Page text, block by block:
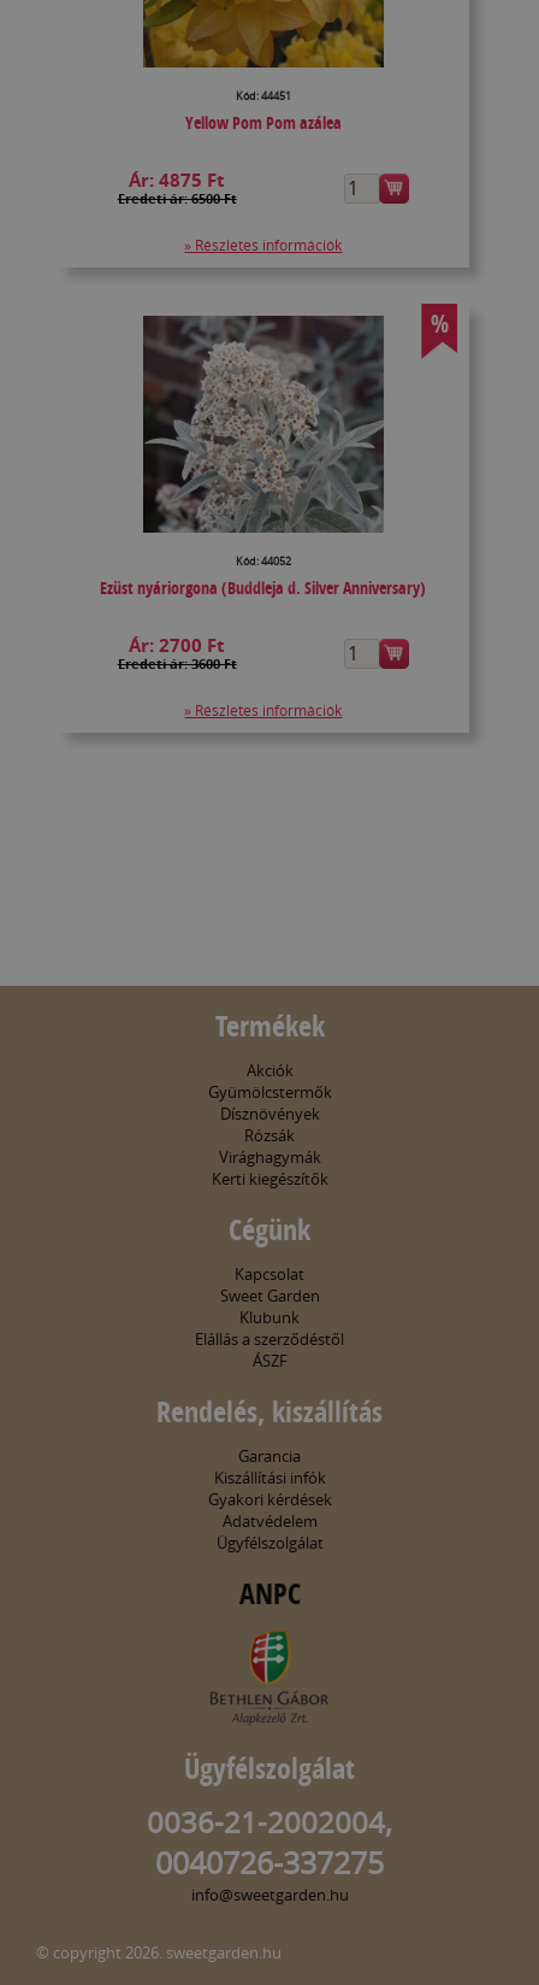
Kód: 44451
Yellow Pom Pom azálea
Ár:4875 Ft
Eredeti ár: 6500 Ft
» Részletes információk
%
Kód: 44052
Ezüst nyáriorgona (Buddleja d. Silver Anniversary)
Ár:2700 Ft
Eredeti ár: 3600 Ft
» Részletes információk
Termékek
Akciók
Gyümölcstermők
Dísznövények
Rózsák
Virághagymák
Kerti kiegészítők
Cégünk
Kapcsolat
Sweet Garden
Klubunk
Elállás a szerződéstől
ÁSZF
Rendelés, kiszállítás
Garancia
Kiszállítási infók
Gyakori kérdések
Adatvédelem
Ügyfélszolgálat
ANPC
Ügyfélszolgálat
0036-21-2002004,
0040726-337275
info@sweetgarden.hu
© copyright 2026. sweetgarden.hu